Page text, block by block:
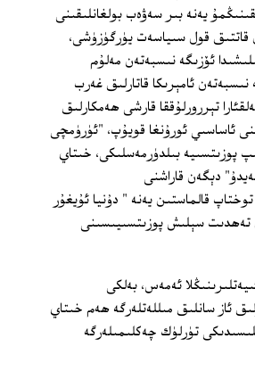
يەنە بىر سەۋەب بولغانلىقىنى
قول سىياسەت يۈرگۈزۈشى،
ئۆزىگە نىسبەتەن مەلۇم
ئامېرىكا قاتارلىق غەرب
تېررورلۇققا قارشى ھەمكارلىق
ئاساسىي ئورۇنغا قويۇپ، "ئۈرۈمچى
پوزىتسىيە بىلدۈرمەسلىكى، خىتاي
دېگەن قاراشنى
قالماستىن يەنە " دۇنيا ئۇيغۇر
تەھدىت سېلىش پوزىتسىيىسىنى
ئەمەس، بەلكى
ئاز سانلىق مىللەتلەرگە ھەم خىتاي
تۈرلۈك چەكلىمىلەرگە